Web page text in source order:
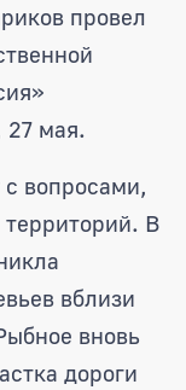
провел
27 мая.
вопросами,
В
вблизи
вновь
дороги